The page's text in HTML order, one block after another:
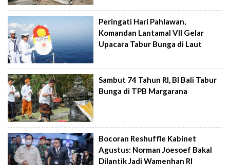
Peringati Hari Pahlawan,
Komandan Lantamal VII Gelar
Upacara Tabur Bunga di Laut
Sambut 74 Tahun RI, BI Bali Tabur
Bunga di TPB Margarana
Bocoran Reshuffle Kabinet
Agustus: Norman Joesoef Bakal
Dilantik Jadi Wamenhan RI